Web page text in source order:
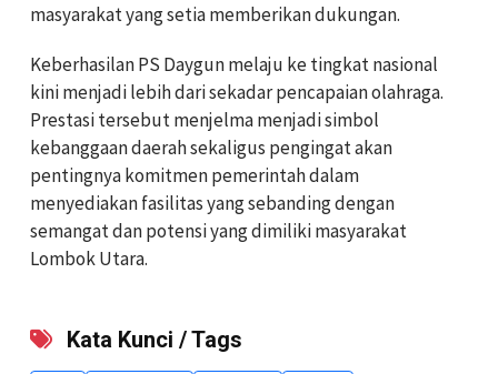
masyarakat yang setia memberikan dukungan.
Keberhasilan PS Daygun melaju ke tingkat nasional
kini menjadi lebih dari sekadar pencapaian olahraga.
Prestasi tersebut menjelma menjadi simbol
kebanggaan daerah sekaligus pengingat akan
pentingnya komitmen pemerintah dalam
menyediakan fasilitas yang sebanding dengan
semangat dan potensi yang dimiliki masyarakat
Lombok Utara.
Kata Kunci / Tags